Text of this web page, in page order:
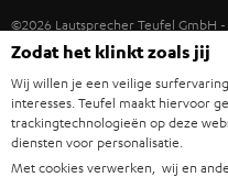
STUDENTENKORTING
KADOBON
TOEGANKELIJKHEID
USA
ANDERE LANDEN
©2026 Lautsprecher Teufel GmbH
Instellingen privacybeleid
EU
Zodat het klinkt zoals jij
Wij willen je een veilige
interesses. Teufel maakt hiervoor
trackingtechnologieën op deze
diensten voor personalisatie.
Met cookies verwerken, wij en